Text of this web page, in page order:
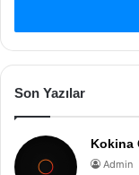
Son Yazılar
Kokina
Admin